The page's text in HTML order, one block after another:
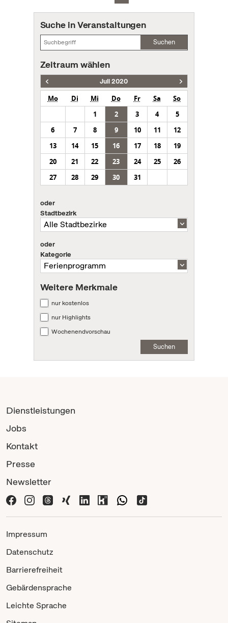
Suche in Veranstaltungen
Suchen
Zeitraum wählen
Juli 2020
Mo Di Mi Do Fr Sa
So
1
2 3 4
5
6
7 8 9 10 11
12
13
14 15 16 17 18
19
20
21 22 23 24 25
26
27
28 29 30 31
oder
Stadtbezirk
oder
Kategorie
Weitere Merkmale
nur kostenlos
nur Highlights
Wochenendvorschau
Suchen
Dienstleistungen
Jobs
Kontakt
Presse
Newsletter
Impressum
Datenschutz
Barrierefreiheit
Gebärdensprache
Leichte Sprache